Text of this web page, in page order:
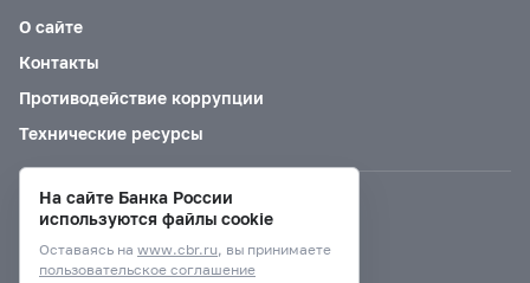
О сайте
Контакты
Противодействие коррупции
Технические ресурсы
Версия для слабовидящих
На сайте Банка России
используются файлы cookie
Оставаясь на www.cbr.ru, вы принимаете
пользовательское соглашение